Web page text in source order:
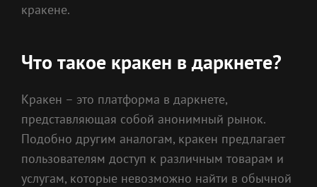
кракене.
Что такое кракен в даркнете?
Кракен – это платформа в даркнете,
представляющая собой анонимный рынок.
Подобно другим аналогам, кракен предлагает
пользователям доступ к различным товарам и
услугам, которые невозможно найти в обычной